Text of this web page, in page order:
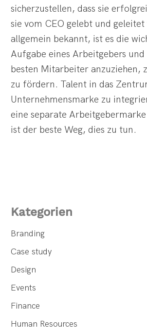
sicherzustellen, dass sie
sie vom CEO gelebt und
allgemein bekannt, ist es die
Aufgabe eines Arbeitgebers und
besten Mitarbeiter anzuziehen,
zu fördern. Talent in das
Unternehmensmarke zu
eine separate
ist der beste Weg, dies zu tun.
Kategorien
Branding
Case study
Design
Events
Finance
Human Resources